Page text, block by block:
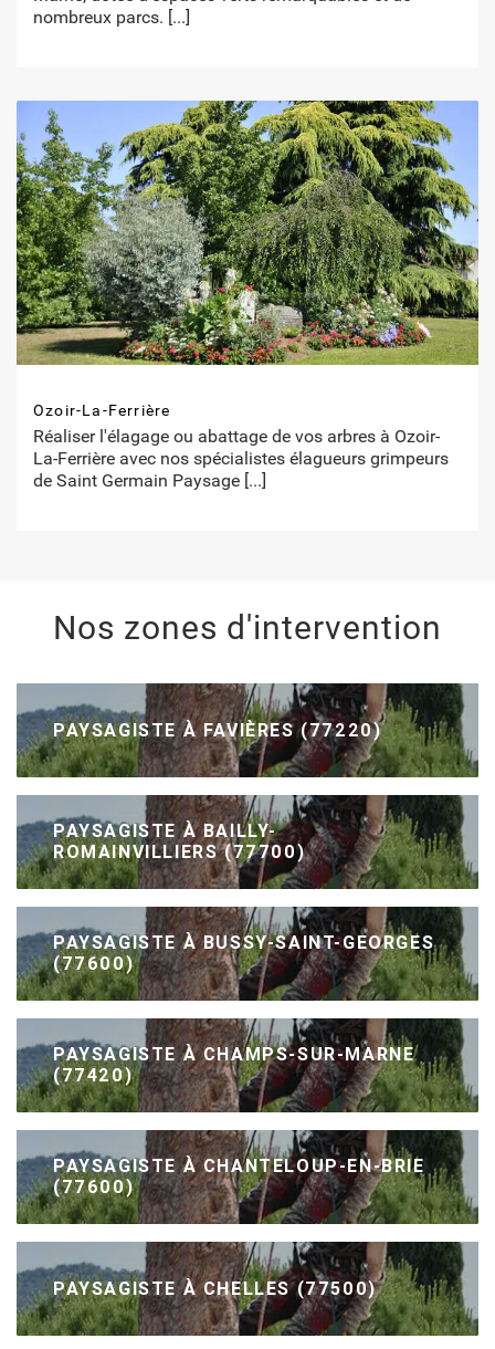
nombreux parcs. [...]
Ozoir-La-Ferrière
Réaliser l'élagage ou abattage de vos arbres à Ozoir-
La-Ferrière avec nos spécialistes élagueurs grimpeurs
de Saint Germain Paysage [...]
Nos zones d'intervention
PAYSAGISTE À FAVIÈRES (77220)
PAYSAGISTE À BAILLY-
ROMAINVILLIERS (77700)
PAYSAGISTE À BUSSY-SAINT-GEORGES
(77600)
PAYSAGISTE À CHAMPS-SUR-MARNE
(77420)
PAYSAGISTE À CHANTELOUP-EN-BRIE
(77600)
PAYSAGISTE À CHELLES (77500)